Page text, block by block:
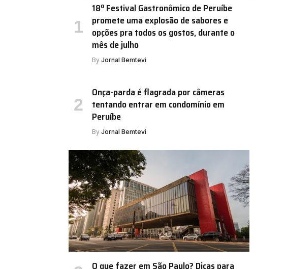
18º Festival Gastronômico de Peruíbe
promete uma explosão de sabores e
opções pra todos os gostos, durante o
mês de julho
By Jornal Bemtevi
Onça-parda é flagrada por câmeras
tentando entrar em condomínio em
Peruíbe
By Jornal Bemtevi
O que fazer em São Paulo? Dicas para